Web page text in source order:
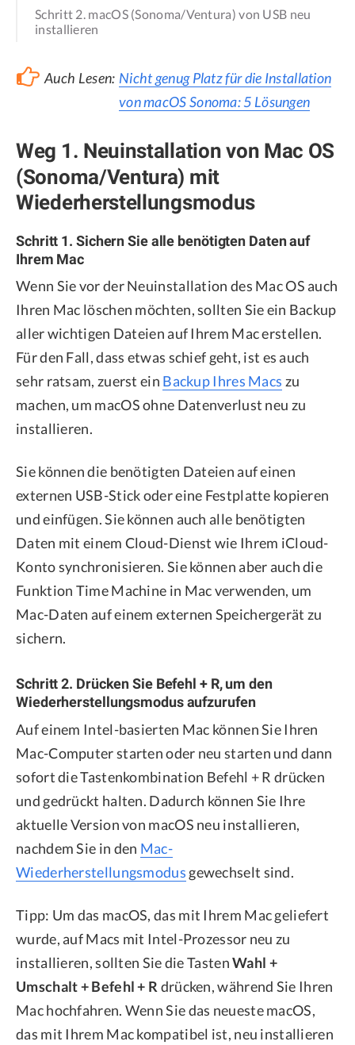
Schritt 2. macOS (Sonoma/Ventura) von USB neu
installieren
Auch Lesen: Nicht genug Platz für die Installation
von macOS Sonoma: 5 Lösungen
Weg 1. Neuinstallation von Mac OS
(Sonoma/Ventura) mit
Wiederherstellungsmodus
Schritt 1. Sichern Sie alle benötigten Daten auf
Ihrem Mac
Wenn Sie vor der Neuinstallation des Mac OS auch
Ihren Mac löschen möchten, sollten Sie ein Backup
aller wichtigen Dateien auf Ihrem Mac erstellen.
Für den Fall, dass etwas schief geht, ist es auch
sehr ratsam, zuerst ein Backup Ihres Macs zu
machen, um macOS ohne Datenverlust neu zu
installieren.
Sie können die benötigten Dateien auf einen
externen USB-Stick oder eine Festplatte kopieren
und einfügen. Sie können auch alle benötigten
Daten mit einem Cloud-Dienst wie Ihrem iCloud-
Konto synchronisieren. Sie können aber auch die
Funktion Time Machine in Mac verwenden, um
Mac-Daten auf einem externen Speichergerät zu
sichern.
Schritt 2. Drücken Sie Befehl + R, um den
Wiederherstellungsmodus aufzurufen
Auf einem Intel-basierten Mac können Sie Ihren
Mac-Computer starten oder neu starten und dann
sofort die Tastenkombination Befehl + R drücken
und gedrückt halten. Dadurch können Sie Ihre
aktuelle Version von macOS neu installieren,
nachdem Sie in den Mac-
Wiederherstellungsmodus gewechselt sind.
Tipp: Um das macOS, das mit Ihrem Mac geliefert
wurde, auf Macs mit Intel-Prozessor neu zu
installieren, sollten Sie die TastenWahl +
Umschalt + Befehl + R drücken, während Sie Ihren
Mac hochfahren. Wenn Sie das neueste macOS,
das mit Ihrem Mac kompatibel ist, neu installieren